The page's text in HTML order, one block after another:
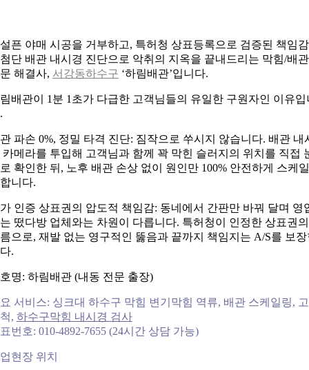
픈 야매 시공을 거부하고, 특허청 상표등록으로 검증된 책임
단 배관 내시경 진단으로 악취의 지옥을 끝내드리는 막힘/배관
해결사, 서강동하수구 ‘하림배관’입니다.
배관이 1분 1초가 다급한 고객님들의 유일한 구원자인 이유입
파손 0%, 정밀 타격 진단: 짐작으로 쑤시지 않습니다. 배관 내
카메라를 투입해 고객님과 함께 꽉 막힌 슬러지의 위치를 직접
확인한 뒤, 노후 배관 손상 없이 원인만 100% 안전하게 스케일
니다.
인증 상표권의 압도적 책임감: 동네에서 간판만 바꿔 달며 영
떴다방 업체와는 차원이 다릅니다. 특허청이 인정한 상표권의
으로, 재발 없는 영구적인 뚫음과 끝까지 책임지는 A/S를 보장
.
명: 하림배관 (내동 전문 출장)
서비스: 싱크대 하수구 막힘 변기막힘 역류, 배관 스케일링,
, 하수구막힘 내시경 검사
번호: 010-4892-7655 (24시간 상담 가능)
현장 위치